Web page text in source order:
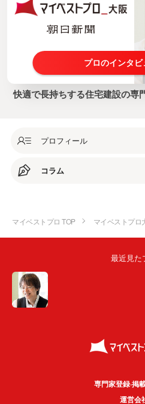
プロのインタ
快適で長持ちする住宅建設の専
プロフィール
コラム
マイベストプロ TOP マイベストプロ
最近見た
専門家登録·掲
運営会